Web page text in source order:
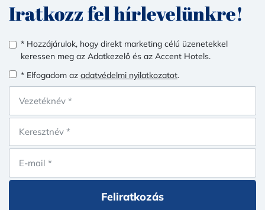
Iratkozz fel hírlevelünkre!
* Hozzájárulok, hogy direkt marketing célú üzenetekkel
keressen meg az Adatkezelő és az Accent Hotels.
* Elfogadom az adatvédelmi nyilatkozatot.
Feliratkozás